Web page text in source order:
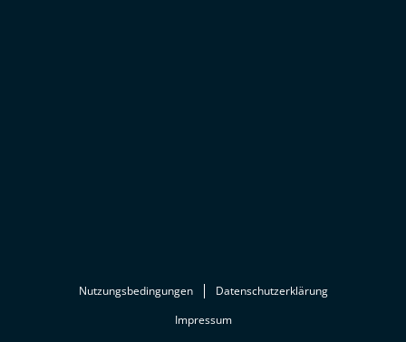
Nutzungsbedingungen
Datenschutzerklärung
Impressum